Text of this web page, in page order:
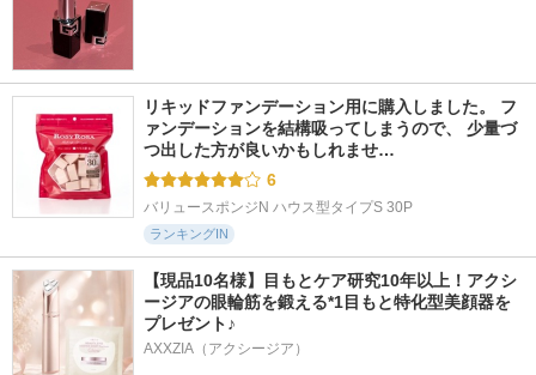
リキッドファンデーション用に購入しました。 フ
ァンデーションを結構吸ってしまうので、 少量づ
つ出した方が良いかもしれませ…
6
バリュースポンジN ハウス型タイプS 30P
ランキングIN
【現品10名様】目もとケア研究10年以上！アクシ
ージアの眼輪筋を鍛える*1目もと特化型美顔器を
プレゼント♪
AXXZIA（アクシージア）